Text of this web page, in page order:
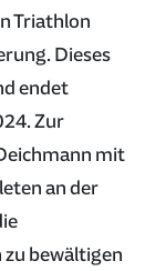
Triathlon
Dieses
endet
Zur
mit
an der
zu bewältigen